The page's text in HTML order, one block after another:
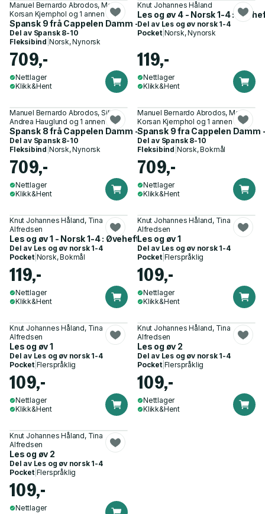
Manuel Bernardo Abrodos, Mari
Korsan Kjemphol og 1 annen
Spansk 9 frå Cappelen Damm - Grunnbok
Del av Spansk 8-10
Fleksibind Norsk, Nynorsk
709,-
Nettlager
Klikk&Hent
Knut Johannes Håland
Les og øv 4 - Norsk 1-4 :
Del av Les og øv norsk 1-4
Pocket| Norsk, Nynorsk
119,-
Nettlager
Klikk&Hent
Manuel Bernardo Abrodos, Silje
Andrea Hauglund og 1 annen
Spansk 8 frå Cappelen Damm - Grunnbok
Del av Spansk 8-10
Fleksibind Norsk, Nynorsk
709,-
Nettlager
Klikk&Hent
Manuel Bernardo Abrodos, Mari
Korsan Kjemphol og 1 annen
Spansk 9 fra Cappelen Damm
Del av Spansk 8-10
Fleksibind Norsk, Bokmål
709,-
Nettlager
Klikk&Hent
Knut Johannes Håland, Tina
Alfredsen
Les og øv 1 - Norsk 1-4 : Øvehefte 1
Del av Les og øv norsk 1-4
Pocket| Norsk, Bokmål
119,-
Nettlager
Klikk&Hent
Knut Johannes Håland, Tina
Alfredsen
Les og øv 1
Del av Les og øv norsk 1-4
Pocket| Flerspråklig
109,-
Nettlager
Klikk&Hent
Knut Johannes Håland, Tina
Alfredsen
Les og øv 1
Del av Les og øv norsk 1-4
Pocket| Flerspråklig
109,-
Nettlager
Klikk&Hent
Knut Johannes Håland, Tina
Alfredsen
Les og øv 2
Del av Les og øv norsk 1-4
Pocket| Flerspråklig
109,-
Nettlager
Klikk&Hent
Knut Johannes Håland, Tina
Alfredsen
Les og øv 2
Del av Les og øv norsk 1-4
Pocket| Flerspråklig
109,-
Nettlager